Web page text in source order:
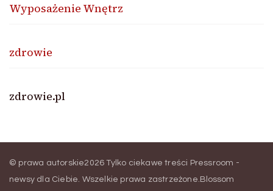
Wyposażenie Wnętrz
zdrowie
zdrowie.pl
© prawa autorskie2026Tylko ciekawe treści Pressroom -
newsy dla Ciebie. Wszelkie prawa zastrzeżone. Blossom